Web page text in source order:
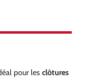
pour les clôtures